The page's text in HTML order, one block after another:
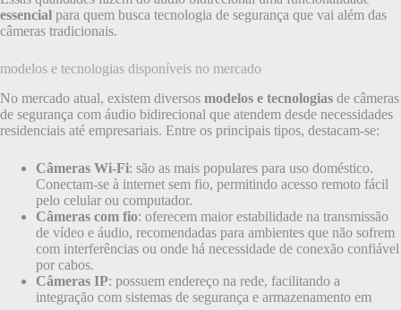
essencial para quem busca tecnologia de segurança que vai além das
câmeras tradicionais.
modelos e tecnologias disponíveis no mercado
No mercado atual, existem diversos modelos e tecnologias de câmeras
de segurança com áudio bidirecional que atendem desde necessidades
residenciais até empresariais. Entre os principais tipos, destacam-se:
Câmeras Wi-Fi: são as mais populares para uso doméstico.
Conectam-se à internet sem fio, permitindo acesso remoto fácil
pelo celular ou computador.
Câmeras com fio: oferecem maior estabilidade na transmissão
de vídeo e áudio, recomendadas para ambientes que não sofrem
com interferências ou onde há necessidade de conexão confiável
por cabos.
Câmeras IP: possuem endereço na rede, facilitando a
integração com sistemas de segurança e armazenamento em